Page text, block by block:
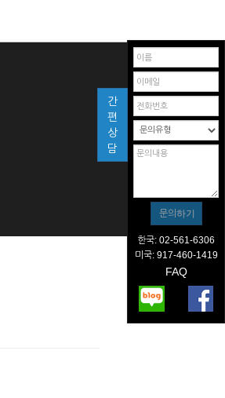
간
편
상
담
한국: 02-561-6306
미국: 917-460-1419
FAQ